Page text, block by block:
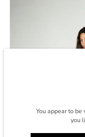
You appear to
you